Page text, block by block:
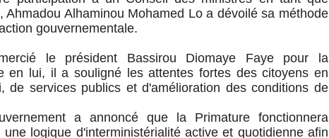
Ahmadou Alhaminou Mohamed Lo a dévoilé sa méthode
gouvernementale.
le président Bassirou Diomaye Faye pour la
en lui, il a souligné les attentes fortes des citoyens en
de services publics et d'amélioration des conditions de
a annoncé que la Primature fonctionnera
logique d'interministérialité active et quotidienne afin